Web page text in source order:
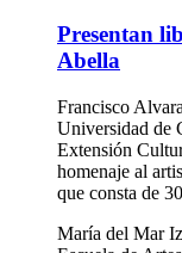
Presentan
Abella
Francisco
Universidad de
Extensión
homenaje al
que consta de
María del Mar